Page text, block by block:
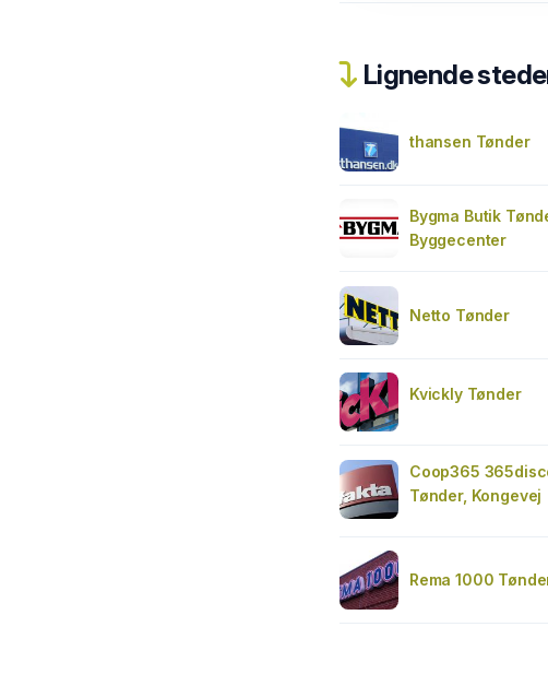
Lignende
thansen Tønder
Bygma Butik
Byggecenter
Netto Tønder
Kvickly Tønder
Coop365
Tønder, Kongevej
Rema 1000